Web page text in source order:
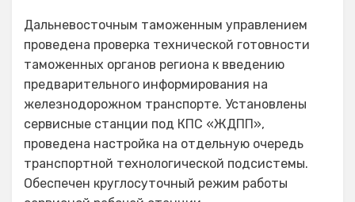
Дальневосточным таможенным управлением
проведена проверка технической готовности
таможенных органов региона к введению
предварительного информирования на
железнодорожном транспорте. Установлены
сервисные станции под КПС «ЖДПП»,
проведена настройка на отдельную очередь
транспортной технологической подсистемы.
Обеспечен круглосуточный режим работы